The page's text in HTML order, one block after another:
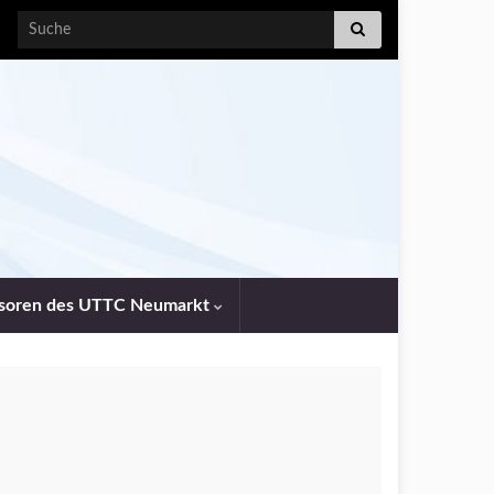
Search for:
des UTTC Neumarkt